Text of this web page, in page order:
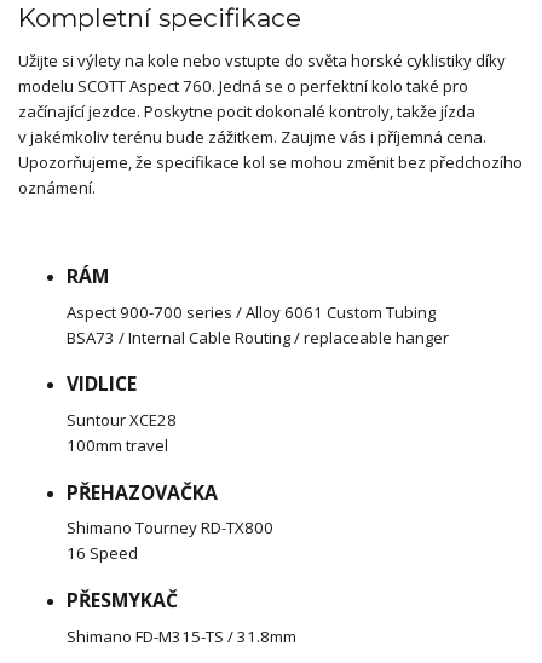
Kompletní specifikace
Užijte si výlety na kole nebo vstupte do světa horské cyklistiky díky
modelu SCOTT Aspect 760. Jedná se o perfektní kolo také pro
začínající jezdce. Poskytne pocit dokonalé kontroly, takže jízda
v jakémkoliv terénu bude zážitkem. Zaujme vás i příjemná cena.
Upozorňujeme, že specifikace kol se mohou změnit bez předchozího
oznámení.
RÁM
Aspect 900-700 series / Alloy 6061 Custom Tubing
BSA73 / Internal Cable Routing / replaceable hanger
VIDLICE
Suntour XCE28
100mm travel
PŘEHAZOVAČKA
Shimano Tourney RD-TX800
16 Speed
PŘESMYKAČ
Shimano FD-M315-TS / 31.8mm